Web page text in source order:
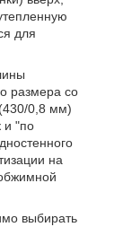
для
размера со
0,8 мм)
и "по
на
выбирать